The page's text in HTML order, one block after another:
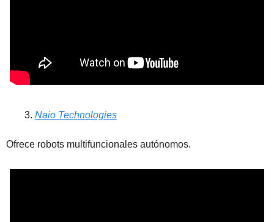
Naio Technologies
Ofrece robots multifuncionales autónomos.